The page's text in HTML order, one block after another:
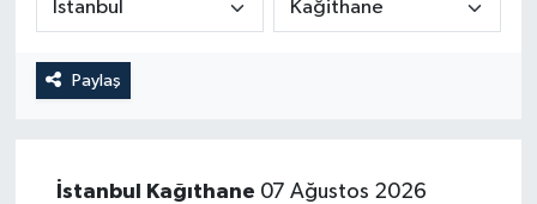
Paylaş
İstanbul Kağıthane 07 Ağustos 2026